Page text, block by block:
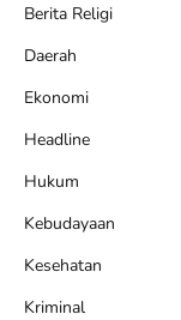
Berita Religi
Daerah
Ekonomi
Headline
Hukum
Kebudayaan
Kesehatan
Kriminal